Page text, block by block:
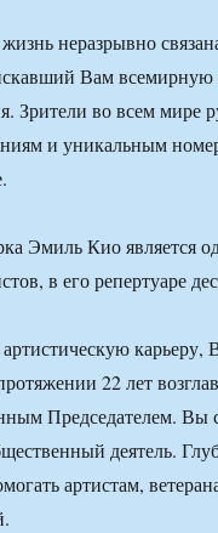
неразрывно
Вам всемирную
Зрители во всем мире
и уникальным
Эмиль Кио является
в его репертуаре
карьеру,
22 лет
Председателем. Вы
деятель.
артистам,